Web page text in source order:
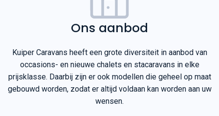
Ons aanbod
Kuiper Caravans heeft een grote diversiteit in aanbod van
occasions- en nieuwe chalets en stacaravans in elke
prijsklasse. Daarbij zijn er ook modellen die geheel op maat
gebouwd worden, zodat er altijd voldaan kan worden aan uw
wensen.